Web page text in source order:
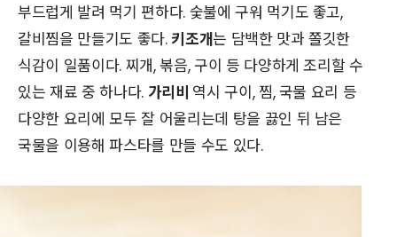
부드럽게 발려 먹기 편하다. 숯불에 구워 먹기도 좋고,
갈비찜을 만들기도 좋다. 키조개는 담백한 맛과 쫄깃한
식감이 일품이다. 찌개, 볶음, 구이 등 다양하게 조리할 수
있는 재료 중 하나다. 가리비 역시 구이, 찜, 국물 요리 등
다양한 요리에 모두 잘 어울리는데 탕을 끓인 뒤 남은
국물을 이용해 파스타를 만들 수도 있다.